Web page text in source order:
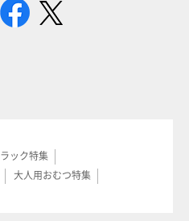
ラック特集
大人用おむつ特集